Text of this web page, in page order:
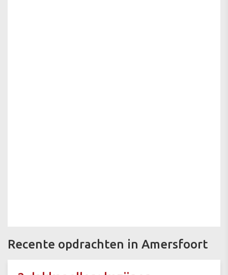
Recente opdrachten in Amersfoort